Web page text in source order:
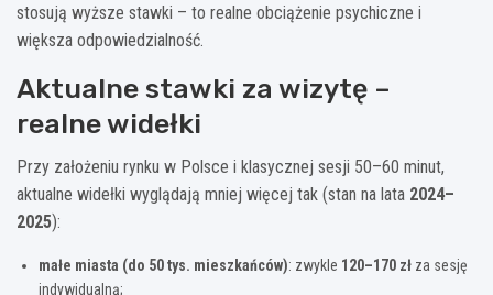
stosują wyższe stawki – to realne obciążenie psychiczne i
większa odpowiedzialność.
Aktualne stawki za wizytę –
realne widełki
Przy założeniu rynku w Polsce i klasycznej sesji 50–60 minut,
aktualne widełki wyglądają mniej więcej tak (stan na lata 2024–
2025):
małe miasta (do 50 tys. mieszkańców): zwykle 120–170 zł za sesję
indywidualną;